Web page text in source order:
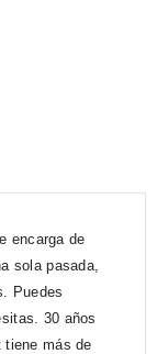
encarga de
sola pasada,
Puedes
30 años
tiene más de